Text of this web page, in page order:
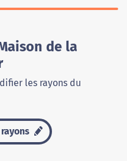
de la
les rayons du